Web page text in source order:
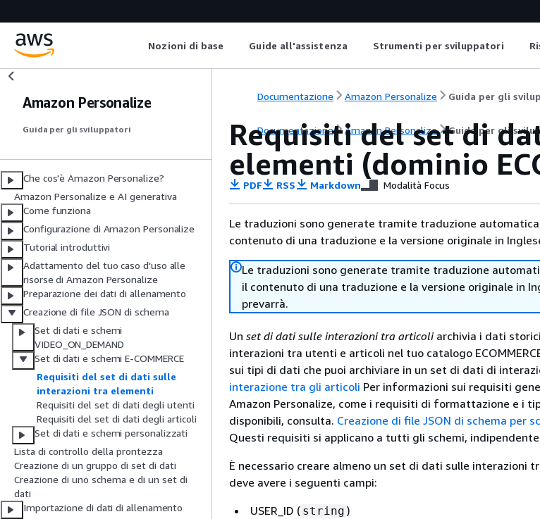
Nozioni di base Guide all'assistenza Strumenti per sviluppatori
Amazon Personalize
Guida per gli sviluppatori
Che cos'è Amazon Personalize?
Amazon Personalize e AI generativa
Come funziona
Configurazione di Amazon Personalize
Tutorial introduttivi
Adattamento del tuo caso d'uso alle
risorse di Amazon Personalize
Preparazione dei dati di allenamento
Creazione di file JSON di schema
Set di dati e schemi
VIDEO_ON_DEMAND
Set di dati e schemi E-COMMERCE
Requisiti del set di dati sulle
interazioni tra elementi
Requisiti del set di dati degli utenti
Requisiti del set di dati degli articoli
Set di dati e schemi personalizzati
Lista di controllo della prontezza
Creazione di un gruppo di set di dati
Creazione di uno schema e di un set di
dati
Importazione di dati di allenamento
Documentazione Amazon Personalize Guida per gli
Documentazione Amazon Personalize Guida per gli
Requisiti del set di
elementi (dominio
PDF RSS Markdown Modalità Focus
Le traduzioni sono generate tramite traduzione
contenuto di una traduzione e la versione originale in
Le traduzioni sono generate tramite traduzione
il contenuto di una traduzione e la versione originale in
prevarrà.
Un set di dati sulle interazioni tra articoliarchivia i dati
interazioni tra utenti e articoli nel tuo catalogo
sui tipi di dati che puoi archiviare in un set di dati di
interazione tra gli articoli Per informazioni sui requisiti
Amazon Personalize, come i requisiti di formattazione e i
disponibili, consulta. Creazione di file JSON di schema per
Questi requisiti si applicano a tutti gli schemi,
È necessario creare almeno un set di dati sulle interazioni
deve avere i seguenti campi:
USER_ID ( string )